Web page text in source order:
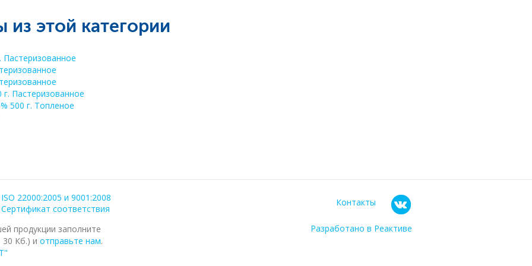
из этой категории
Пастеризованное
Пастеризованное
500 г. Топленое
ISO 22000:2005 и 9001:2008
Сертификат соответствия
Контакты
продукции заполните
30 Кб.) и отправьте нам.
Разработано в Реактиве